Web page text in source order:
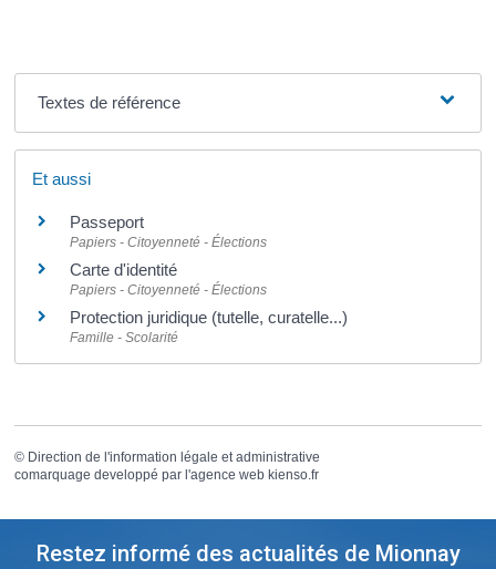
Textes de référence
Et aussi
Passeport
Papiers - Citoyenneté - Élections
Carte d'identité
Papiers - Citoyenneté - Élections
Protection juridique (tutelle, curatelle...)
Famille - Scolarité
© Direction de l'information légale et administrative
comarquage developpé par l'agence web kienso.fr
Restez informé des actualités de Mionnay